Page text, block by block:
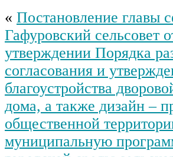
« Постановление главы
Гафуровский сельсовет
утверждении Порядка
согласования и
благоустройства
дома, а также дизайн –
общественной
муниципальную